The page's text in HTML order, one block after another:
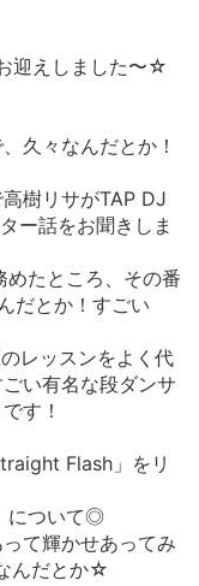
迎えしました〜☆
久々なんだとか！
樹リサがTAP DJ
ー話をお聞きしま
めたところ、その番
だとか！すごい
レッスンをよく代
い有名な段ダンサ
す！
Flash」をリ
について◎
て輝かせあってみ
んだとか☆